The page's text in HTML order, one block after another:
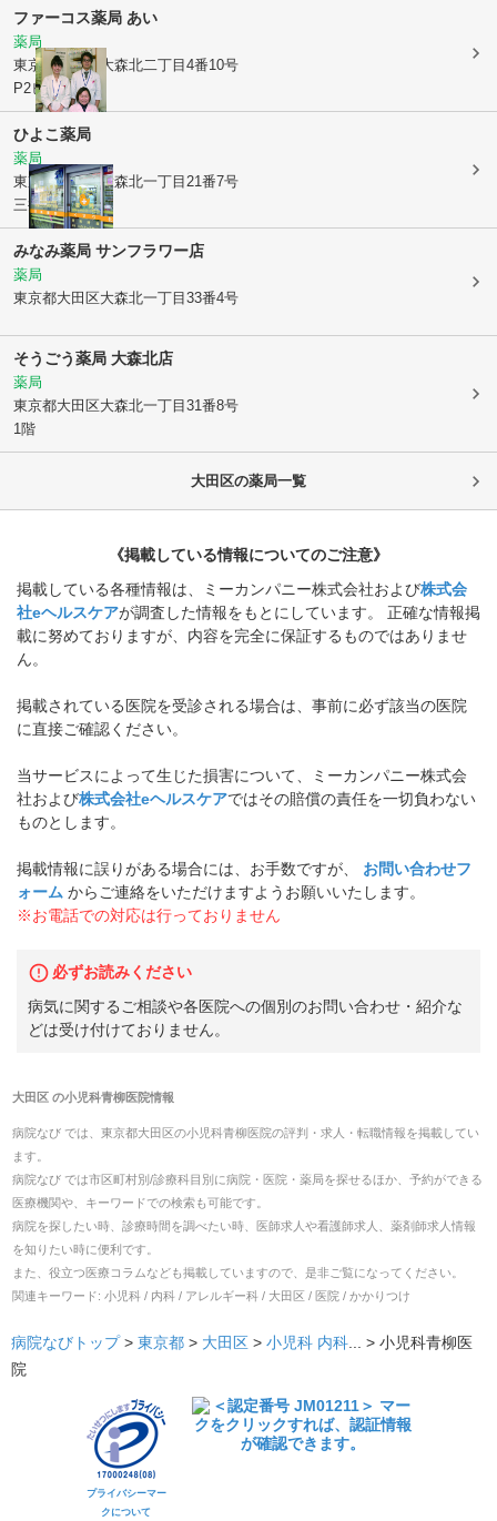
ファーコス薬局 あい
薬局
東京都大田区
大森北二丁目4番10号
P2ビル1階
ひよこ薬局
薬局
東京都大田区大森北一丁目21番7号
三井ビル103号
みなみ薬局 サンフラワー店
薬局
東京都大田区大森北一丁目33番4号
そうごう薬局 大森北店
薬局
東京都大田区大森北一丁目31番8号
1階
大田区の薬局一覧
《掲載している情報についてのご注意》
掲載している各種情報は、ミーカンパニー株式会社および株式会
社eヘルスケアが調査した情報をもとにしています。 正確な情報掲
載に努めておりますが、内容を完全に保証するものではありませ
ん。
掲載されている医院を受診される場合は、事前に必ず該当の医院
に直接ご確認ください。
当サービスによって生じた損害について、ミーカンパニー株式会
社および株式会社eヘルスケアではその賠償の責任を一切負わない
ものとします。
掲載情報に誤りがある場合には、お手数ですが、
お問い合わせフ
ォーム からご連絡をいただけますようお願いいたします。
※お電話での対応は行っておりません
必ずお読みください
病気に関するご相談や各医院への個別のお問い合わせ・紹介な
どは受け付けておりません。
大田区の小児科青柳医院情報
病院なび では、 東京都大田区の小児科青柳医院の評判・求人・転職情報を掲載してい
ます。
病院なび では市区町村別/診療科目別に病院・医院・薬局を探せるほか、予約ができる
医療機関や、キーワードでの検索も可能です。
病院を探したい時、診療時間を調べたい時、医師求人や看護師求人、薬剤師求人情報
を知りたい時に便利です。
また、役立つ医療コラムなども掲載していますので、是非ご覧になってください。
関連キーワード: 小児科 / 内科 / アレルギー科 / 大田区 / 医院 / かかりつけ
病院なびトップ > 東京都 > 大田区 > 小児科 内科... > 小児科青柳医
院
プライバシーマー
クについて